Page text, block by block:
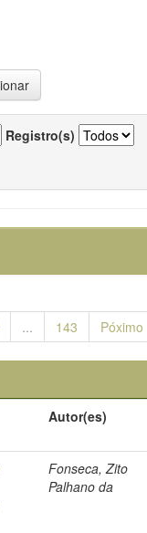
Registro(s)
... 143 Póximo
Autor(es)
Fonseca, Zito
Palhano da